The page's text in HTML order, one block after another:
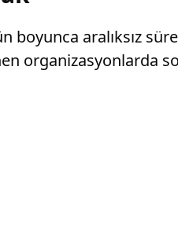
boyunca aralıksız
organizasyonlarda